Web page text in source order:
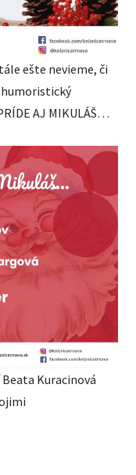
ešte nevieme, či
humoristický
AJ MIKULÁŠ…
Kuracinová